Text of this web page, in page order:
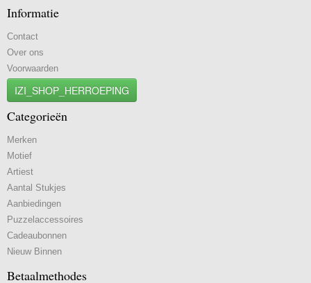
Informatie
Contact
Over ons
Voorwaarden
IZI_SHOP_HERROEPING
Categorieën
Merken
Motief
Artiest
Aantal Stukjes
Aanbiedingen
Puzzelaccessoires
Cadeaubonnen
Nieuw Binnen
Betaalmethodes